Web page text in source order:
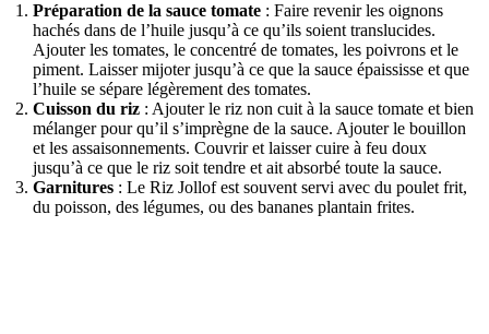
Préparation de la sauce tomate : Faire revenir les oignons
hachés dans de l’huile jusqu’à ce qu’ils soient translucides.
Ajouter les tomates, le concentré de tomates, les poivrons et le
piment. Laisser mijoter jusqu’à ce que la sauce épaississe et que
l’huile se sépare légèrement des tomates.
Cuisson du riz : Ajouter le riz non cuit à la sauce tomate et bien
mélanger pour qu’il s’imprègne de la sauce. Ajouter le bouillon
et les assaisonnements. Couvrir et laisser cuire à feu doux
jusqu’à ce que le riz soit tendre et ait absorbé toute la sauce.
Garnitures : Le Riz Jollof est souvent servi avec du poulet frit,
du poisson, des légumes, ou des bananes plantain frites.